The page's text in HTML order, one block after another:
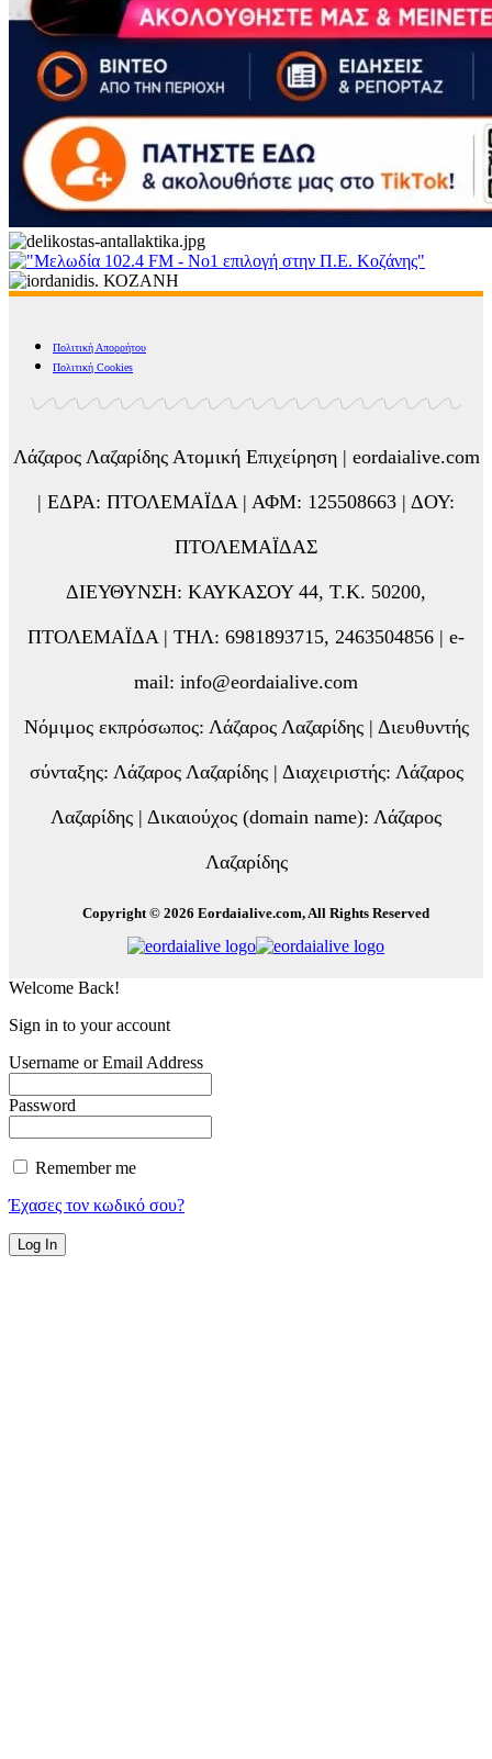
Πολιτική Απορρήτου
Πολιτική Cookies
Λάζαρος Λαζαρίδης Ατομική Επιχείρηση | eordaialive.com
| ΕΔΡΑ: ΠΤΟΛΕΜΑΪΔΑ | ΑΦΜ: 125508663 | ΔΟΥ:
ΠΤΟΛΕΜΑΪΔΑΣ
ΔΙΕΥΘΥΝΣΗ: ΚΑΥΚΑΣΟΥ 44, Τ.Κ. 50200,
ΠΤΟΛΕΜΑΪΔΑ | ΤΗΛ: 6981893715, 2463504856 | e-
mail: info@eordaialive.com
Νόμιμος εκπρόσωπος: Λάζαρος Λαζαρίδης | Διευθυντής
σύνταξης: Λάζαρος Λαζαρίδης | Διαχειριστής: Λάζαρος
Λαζαρίδης | Δικαιούχος (domain name): Λάζαρος
Λαζαρίδης
Copyright © 2026 Eordaialive.com, All Rights Reserved
Welcome Back!
Sign in to your account
Username or Email Address
Password
Remember me
Έχασες τον κωδικό σου?